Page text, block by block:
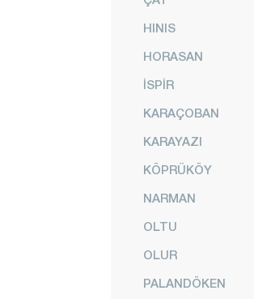
HINIS
HORASAN
İSPİR
KARAÇOBAN
KARAYAZI
KÖPRÜKÖY
NARMAN
OLTU
OLUR
PALANDÖKEN